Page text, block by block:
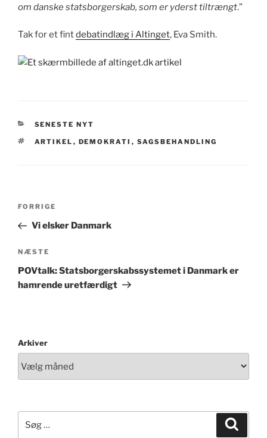
om danske statsborgerskab, som er yderst tiltrængt.”
Tak for et fintdebatindlæg i Altinget, Eva Smith.
KATEGORIER
SENESTE NYT
TAGS
ARTIKEL , DEMOKRATI , SAGSBEHANDLING
Indlægsnavigation
Forrige
indlæg
FORRIGE
Vi elsker Danmark
Næste
indlæg
NÆSTE
POVtalk: Statsborgerskabssystemet i Danmark er
hamrende uretfærdigt
Arkiver
efter: